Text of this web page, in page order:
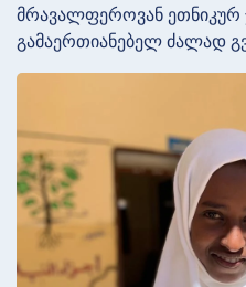
მრავალფეროვან ეთნიკურ
გამაერთიანებელ ძალად